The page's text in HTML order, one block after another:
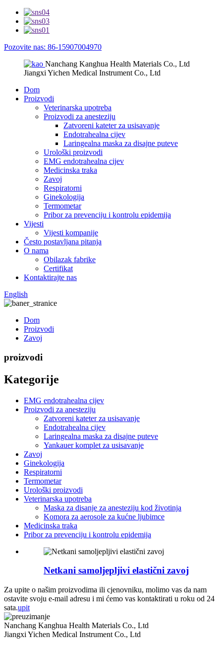
Pozovite nas: 86-15907004970
Nanchang Kanghua Health Materials Co., Ltd
Jiangxi Yichen Medical Instrument Co., Ltd
Dom
Proizvodi
Veterinarska upotreba
Proizvodi za anesteziju
Zatvoreni kateter za usisavanje
Endotrahealna cijev
Laringealna maska ​​za disajne puteve
Urološki proizvodi
EMG endotrahealna cijev
Medicinska traka
Zavoj
Respiratorni
Ginekologija
Termometar
Pribor za prevenciju i kontrolu epidemija
Vijesti
Vijesti kompanije
Često postavljana pitanja
O nama
Obilazak fabrike
Certifikat
Kontaktirajte nas
English
Dom
Proizvodi
Zavoj
proizvodi
Kategorije
EMG endotrahealna cijev
Proizvodi za anesteziju
Zatvoreni kateter za usisavanje
Endotrahealna cijev
Laringealna maska ​​za disajne puteve
Yankauer komplet za usisavanje
Zavoj
Ginekologija
Respiratorni
Termometar
Urološki proizvodi
Veterinarska upotreba
Maska za disanje za anesteziju kod životinja
Komora za aerosole za kućne ljubimce
Medicinska traka
Pribor za prevenciju i kontrolu epidemija
Netkani samoljepljivi elastični zavoj
Za upite o našim proizvodima ili cjenovniku, molimo vas da nam
ostavite svoju e-mail adresu i mi ćemo vas kontaktirati u roku od 24
sata.upit
Nanchang Kanghua Health Materials Co., Ltd
Jiangxi Yichen Medical Instrument Co., Ltd